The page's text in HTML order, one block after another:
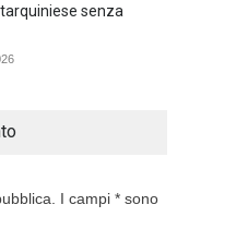
senza
I campi * sono